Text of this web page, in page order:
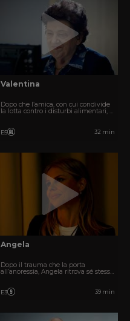
Valentina
Dopo che l’amica, con cui condivide
la lotta contro i disturbi alimentari, si
E5 32 min
Angela
Dopo il trauma che la porta
all’anoressia, Angela ritrova sé stessa
E3 39 min